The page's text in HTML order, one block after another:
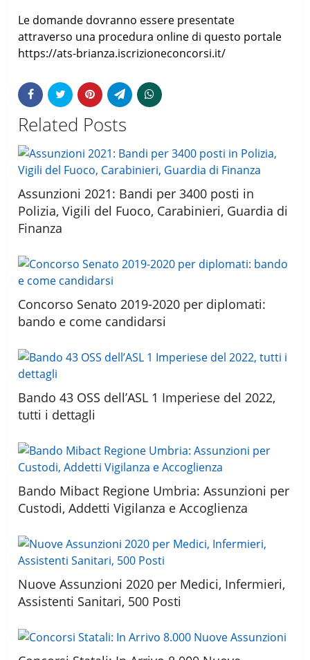
Le domande dovranno essere presentate
attraverso una procedura online di questo portale
https://ats-brianza.iscrizioneconcorsi.it/
Related Posts
Assunzioni 2021: Bandi per 3400 posti in
Polizia, Vigili del Fuoco, Carabinieri, Guardia di
Finanza
Concorso Senato 2019-2020 per diplomati:
bando e come candidarsi
Bando 43 OSS dell’ASL 1 Imperiese del 2022,
tutti i dettagli
Bando Mibact Regione Umbria: Assunzioni per
Custodi, Addetti Vigilanza e Accoglienza
Nuove Assunzioni 2020 per Medici, Infermieri,
Assistenti Sanitari, 500 Posti